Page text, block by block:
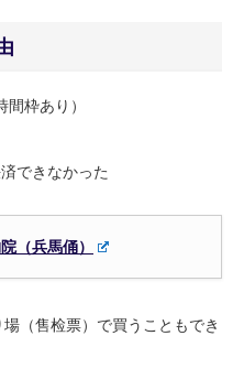
枠あり）
できなかった
（兵馬俑）
（售检票）で買うこともでき